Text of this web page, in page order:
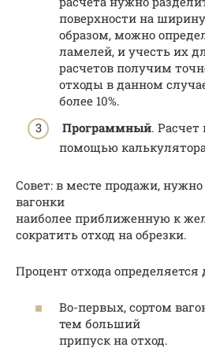
поверхности на
образом, можно
ламелей, и учесть их
расчетов получим
отходы в данном
более 10%.
Программный. Расчет
помощью
Совет: в месте продажи,
вагонки
наиболее приближенную к
сократить отход на обрезки.
Процент отхода
Во-первых, сортом
тем больший
припуск на отход.